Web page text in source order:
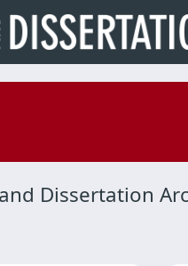
Dissertation